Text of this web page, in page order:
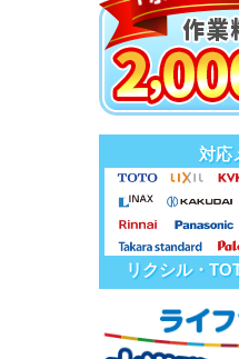
対応
リクシル・